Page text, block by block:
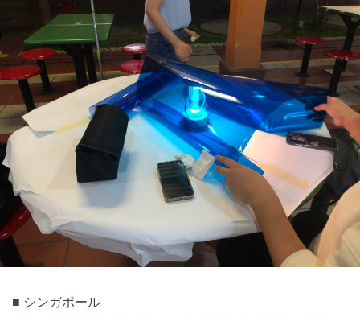
■ シンガポール